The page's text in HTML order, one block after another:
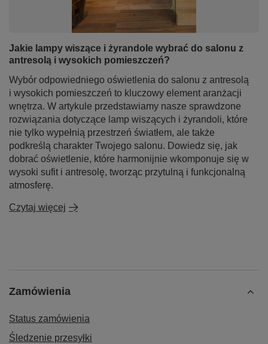
Jakie lampy wiszące i żyrandole wybrać do salonu z
antresolą i wysokich pomieszczeń?
Wybór odpowiedniego oświetlenia do salonu z antresolą
i wysokich pomieszczeń to kluczowy element aranżacji
wnętrza. W artykule przedstawiamy nasze sprawdzone
rozwiązania dotyczące lamp wiszących i żyrandoli, które
nie tylko wypełnią przestrzeń światłem, ale także
podkreślą charakter Twojego salonu. Dowiedz się, jak
dobrać oświetlenie, które harmonijnie wkomponuje się w
wysoki sufit i antresolę, tworząc przytulną i funkcjonalną
atmosferę.
Czytaj więcej
Zamówienia
Status zamówienia
Śledzenie przesyłki